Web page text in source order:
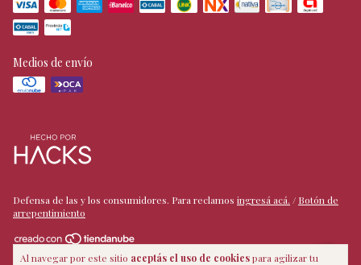
Al navegar por este sitio aceptás el uso de cookiespara agilizar tu
Medios de envío
Defensa de las y los consumidores. Para reclamos ingresá acá. / Botón de
arrepentimiento
Copyright House of Cholas - 2026. Todos los derechos reservados.